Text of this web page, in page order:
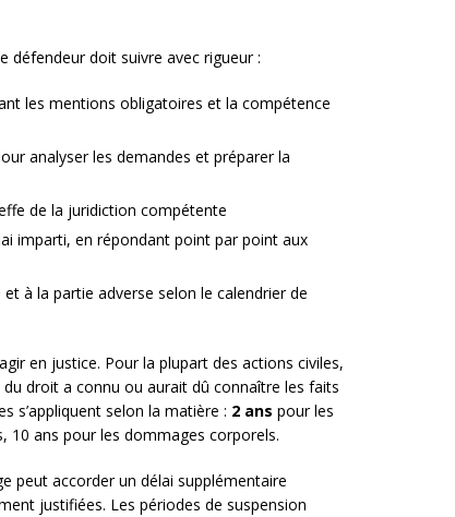
défendeur doit suivre avec rigueur :
les mentions obligatoires et la compétence
analyser les demandes et préparer la
de la juridiction compétente
imparti, en répondant point par point aux
à la partie adverse selon le calendrier de
en justice. Pour la plupart des actions civiles,
droit a connu ou aurait dû connaître les faits
s’appliquent selon la matière : 2 ans pour les
10 ans pour les dommages corporels.
peut accorder un délai supplémentaire
justifiées. Les périodes de suspension